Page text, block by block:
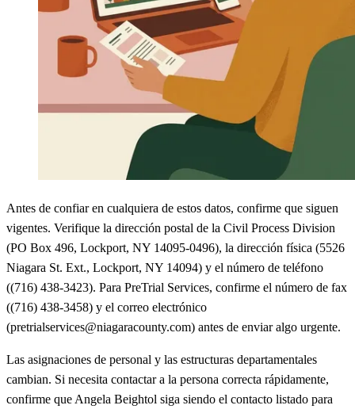
Antes de confiar en cualquiera de estos datos, confirme que siguen
vigentes. Verifique la dirección postal de la Civil Process Division
(PO Box 496, Lockport, NY 14095-0496), la dirección física (5526
Niagara St. Ext., Lockport, NY 14094) y el número de teléfono
((716) 438-3423). Para PreTrial Services, confirme el número de fax
((716) 438-3458) y el correo electrónico
(pretrialservices@niagaracounty.com) antes de enviar algo urgente.
Las asignaciones de personal y las estructuras departamentales
cambian. Si necesita contactar a la persona correcta rápidamente,
confirme que Angela Beightol siga siendo el contacto listado para